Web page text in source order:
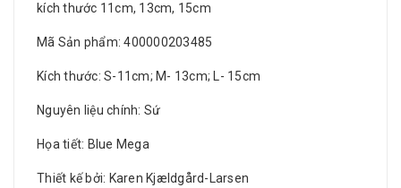
kích thước 11cm, 13cm, 15cm
Mã Sản phẩm: 400000203485
Kích thước: S-11cm; M- 13cm; L- 15cm
Nguyên liệu chính: Sứ
Họa tiết: Blue Mega
Thiết kế bởi: Karen Kjældgård-Larsen